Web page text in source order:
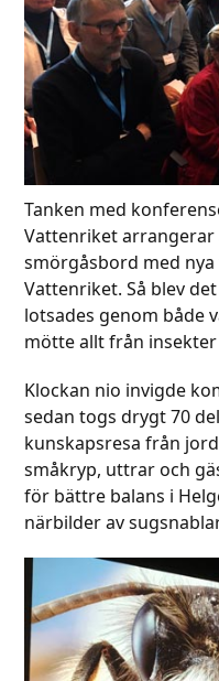
Tanken med
Vattenriket
smörgåsbord med
Vattenriket. Så blev
lotsades genom både
mötte allt från
Klockan nio invigde
sedan togs drygt 70
kunskapsresa från
småkryp, uttrar och
för bättre balans i
närbilder av